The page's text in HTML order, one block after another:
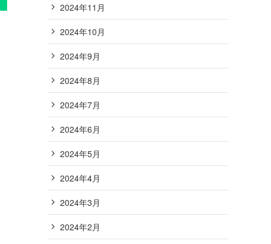
2024年11月
2024年10月
2024年9月
2024年8月
2024年7月
2024年6月
2024年5月
2024年4月
2024年3月
2024年2月